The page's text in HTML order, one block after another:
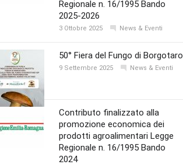
Regionale n. 16/1995 Bando
2025-2026
3 Ottobre 2025 News & Eventi
50° Fiera del Fungo di Borgotaro
9 Settembre 2025 News & Eventi
Contributo finalizzato alla
promozione economica dei
prodotti agroalimentari Legge
Regionale n. 16/1995 Bando
2024